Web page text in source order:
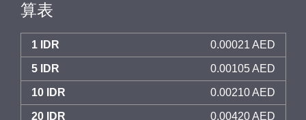
算表
1 IDR 0.00021 AED
5 IDR 0.00105 AED
10 IDR 0.00210 AED
20 IDR 0.00420 AED